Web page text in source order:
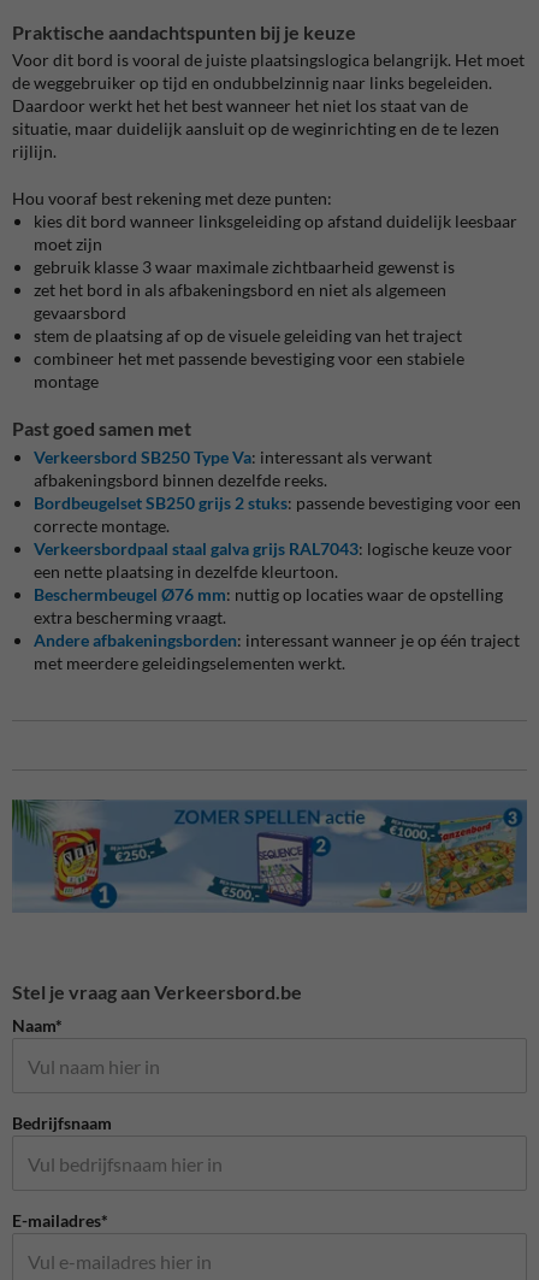
Praktische aandachtspunten bij je keuze
Voor dit bord is vooral de juiste plaatsingslogica belangrijk. Het moet
de weggebruiker op tijd en ondubbelzinnig naar links begeleiden.
Daardoor werkt het het best wanneer het niet los staat van de
situatie, maar duidelijk aansluit op de weginrichting en de te lezen
rijlijn.
Hou vooraf best rekening met deze punten:
kies dit bord wanneer linksgeleiding op afstand duidelijk leesbaar
moet zijn
gebruik klasse 3 waar maximale zichtbaarheid gewenst is
zet het bord in als afbakeningsbord en niet als algemeen
gevaarsbord
stem de plaatsing af op de visuele geleiding van het traject
combineer het met passende bevestiging voor een stabiele
montage
Past goed samen met
Verkeersbord SB250 Type Va: interessant als verwant
afbakeningsbord binnen dezelfde reeks.
Bordbeugelset SB250 grijs 2 stuks: passende bevestiging voor een
correcte montage.
Verkeersbordpaal staal galva grijs RAL7043: logische keuze voor
een nette plaatsing in dezelfde kleurtoon.
Beschermbeugel Ø76 mm: nuttig op locaties waar de opstelling
extra bescherming vraagt.
Andere afbakeningsborden: interessant wanneer je op één traject
met meerdere geleidingselementen werkt.
Stel je vraag aan Verkeersbord.be
Naam*
Bedrijfsnaam
E-mailadres*